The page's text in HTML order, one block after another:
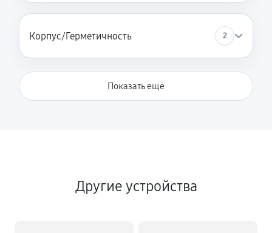
Корпус/Герметичность 2
Показать ещё
Другие устройства